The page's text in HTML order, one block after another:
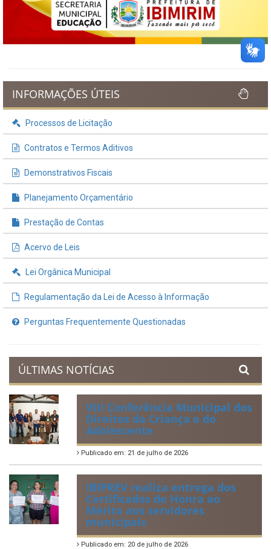
INFORMAÇÕES ÚTEIS
Processos de Licitação
Contratos e Termos Aditivos
Demonstrativos Fiscais
Planejamento Orçamentário
Prestação de Contas
Acervo de Leis
Lei Orgânica Municipal
Regulamentação da Lei de Acesso à Informação
Perguntas Frequentemente Questionadas
ÚLTIMAS NOTÍCIAS
VIII Conferência Municipal dos
Direitos da Criança e do
Adolescente
Publicado em: 21 de julho de 2026
IBIPREV realiza entrega dos
Certificados de Honra ao
Mérito aos servidores
municipais
Publicado em: 20 de julho de 2026